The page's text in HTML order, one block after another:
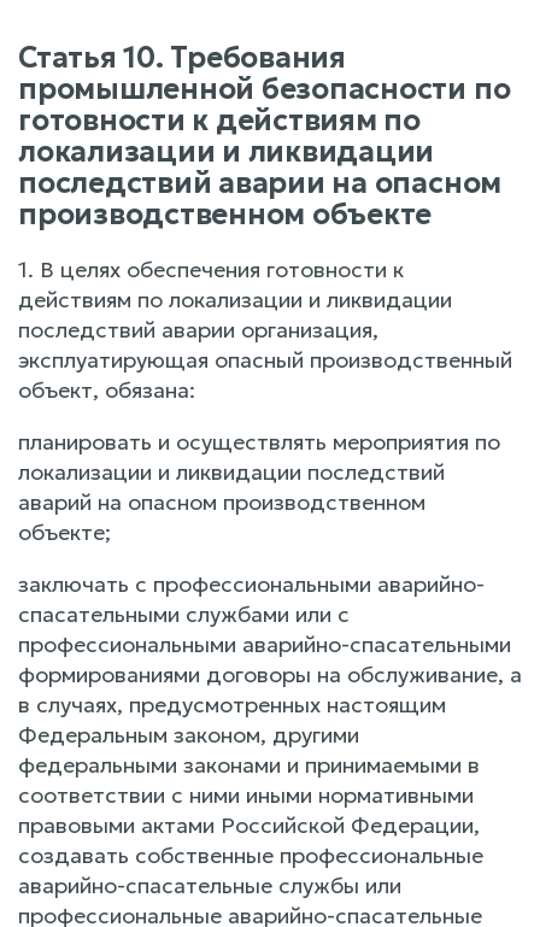
Статья 10. Требования
промышленной безопасности по
готовности к действиям по
локализации и ликвидации
последствий аварии на опасном
производственном объекте
1. В целях обеспечения готовности к
действиям по локализации и ликвидации
последствий аварии организация,
эксплуатирующая опасный производственный
объект, обязана:
планировать и осуществлять мероприятия по
локализации и ликвидации последствий
аварий на опасном производственном
объекте;
заключать с профессиональными аварийно-
спасательными службами или с
профессиональными аварийно-спасательными
формированиями договоры на обслуживание, а
в случаях, предусмотренных настоящим
Федеральным законом, другими
федеральными законами и принимаемыми в
соответствии с ними иными нормативными
правовыми актами Российской Федерации,
создавать собственные профессиональные
аварийно-спасательные службы или
профессиональные аварийно-спасательные